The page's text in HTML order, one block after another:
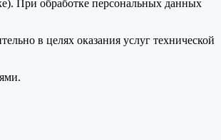
При обработке персональных данных
в целях оказания услуг технической